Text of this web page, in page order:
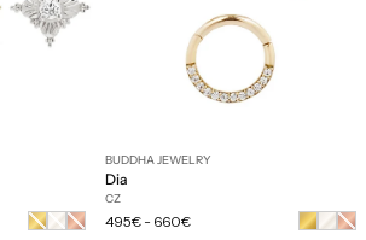
Or Or Or
BUDDHA JEWELRY
Dia
CZ
Prix
495€ - 660€
Or